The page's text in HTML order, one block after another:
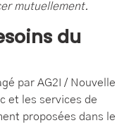
mutuellement.
du
par AG2I / Nouvelle
et les services de
proposées dans le